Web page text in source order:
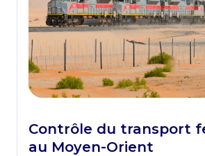
Contrôle du transport
au Moyen-Orient